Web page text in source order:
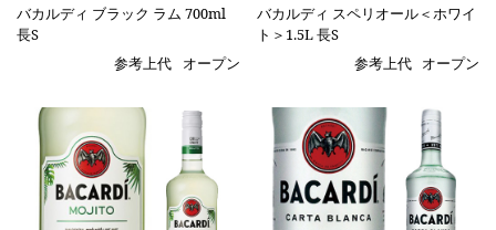
バカルディ ブラック ラム 700ml
長S
参考上代
オープン
バカルディ スペリオール＜ホワイ
ト＞1.5L 長S
参考上代 オープン